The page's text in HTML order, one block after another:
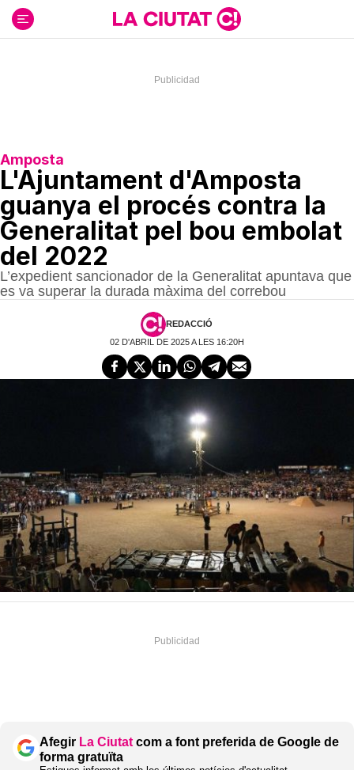
contenido
Amposta
L'Ajuntament d'Amposta
guanya el procés contra la
Generalitat pel bou embolat
del 2022
L’expedient sancionador de la Generalitat apuntava que
es va superar la durada màxima del correbou
REDACCIÓ
02 D'ABRIL DE 2025 A LES 16:20H
Afegir La Ciutat com a font preferida de Google de
forma gratuïta